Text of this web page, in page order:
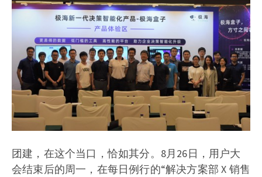
团建，在这个当口，恰如其分。8月26日，用户大
会结束后的周一，在每日例行的“解决方案部 X 销售